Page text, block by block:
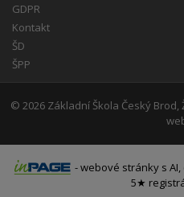
GDPR
Kontakt
ŠD
ŠPP
© 2026 Základní Škola Český
-webové stránky s AI,
5★